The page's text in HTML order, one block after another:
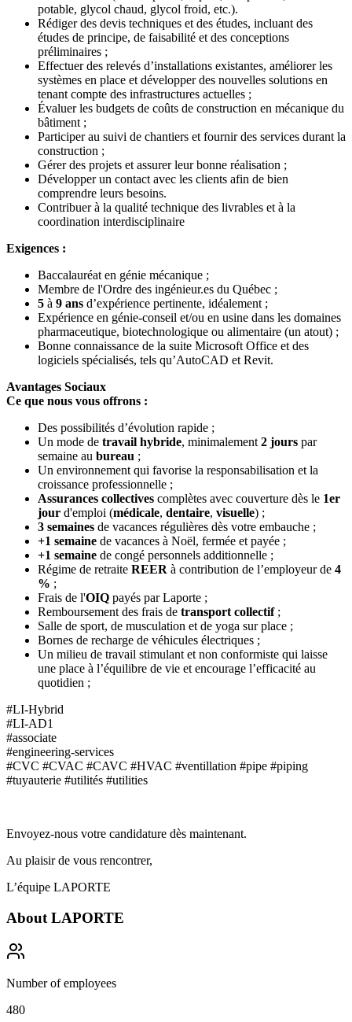
potable, glycol chaud, glycol froid, etc.).
Rédiger des devis techniques et des études, incluant des
études de principe, de faisabilité et des conceptions
préliminaires ;
Effectuer des relevés d’installations existantes, améliorer les
systèmes en place et développer des nouvelles solutions en
tenant compte des infrastructures actuelles ;
Évaluer les budgets de coûts de construction en mécanique du
bâtiment ;
Participer au suivi de chantiers et fournir des services durant la
construction ;
Gérer des projets et assurer leur bonne réalisation ;
Développer un contact avec les clients afin de bien
comprendre leurs besoins.
Contribuer à la qualité technique des livrables et à la
coordination interdisciplinaire
Exigences :
Baccalauréat en génie mécanique ;
Membre de l'Ordre des ingénieur.es du Québec ;
5 à 9 ans d’expérience pertinente, idéalement ;
Expérience en génie-conseil et/ou en usine dans les domaines
pharmaceutique, biotechnologique ou alimentaire (un atout) ;
Bonne connaissance de la suite Microsoft Office et des
logiciels spécialisés, tels qu’AutoCAD et Revit.
Avantages Sociaux
Ce que nous vous offrons :
Des possibilités d’évolution rapide ;
Un mode de travail hybride, minimalement 2 jours par
semaine au bureau ;
Un environnement qui favorise la responsabilisation et la
croissance professionnelle ;
Assurances collectives complètes avec couverture dès le 1er
jour d'emploi (médicale, dentaire, visuelle) ;
3 semaines de vacances régulières dès votre embauche ;
+1 semaine de vacances à Noël, fermée et payée ;
+1 semaine de congé personnels additionnelle ;
Régime de retraite REER à contribution de l’employeur de 4
% ;
Frais de l'OIQ payés par Laporte ;
Remboursement des frais de transport collectif ;
Salle de sport, de musculation et de yoga sur place ;
Bornes de recharge de véhicules électriques ;
Un milieu de travail stimulant et non conformiste qui laisse
une place à l’équilibre de vie et encourage l’efficacité au
quotidien ;
#LI-Hybrid
#LI-AD1
#associate
#engineering-services
#CVC #CVAC #CAVC #HVAC #ventillation #pipe #piping
#tuyauterie #utilités #utilities
Envoyez-nous votre candidature dès maintenant.
Au plaisir de vous rencontrer,
L’équipe LAPORTE
About LAPORTE
Number of employees
480